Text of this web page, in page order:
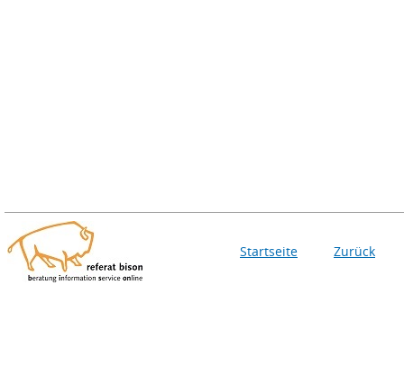
Startseite Zurück